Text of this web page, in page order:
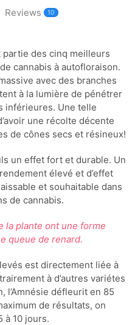
Reviews 10
partie des cinq meilleurs
cannabis à autofloraison.
avec des branches
à la lumière de pénétrer
inférieures. Une telle
une récolte décente
de cônes secs et résineux!
un effet fort et durable. Un
élevé et d’effet
et souhaitable dans
de cannabis.
la plante ont une forme
queue de renard.
est directement liée à
à d’autres variétes
l’Amnésie défleurit en 85
de résultats, on
à 10 jours.